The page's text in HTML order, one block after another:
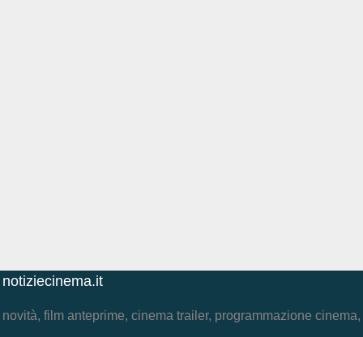
notiziecinema.it
novità, film anteprime, cinema trailer, programmazione